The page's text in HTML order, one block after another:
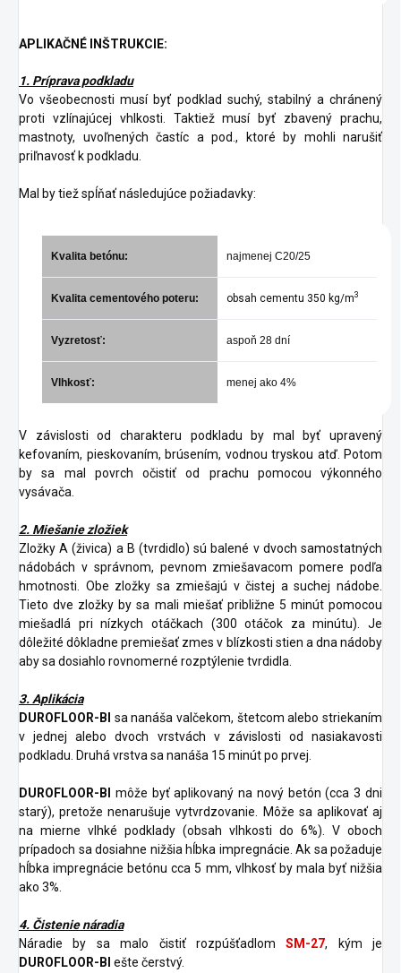
APLIKAČNÉ INŠTRUKCIE:
1. Príprava podkladu
Vo všeobecnosti musí byť podklad suchý, stabilný a chránený
proti vzlínajúcej vhlkosti. Taktiež musí byť zbavený prachu,
mastnoty, uvoľnených častíc a pod., ktoré by mohli narušiť
priľnavosť k podkladu.
Mal by tiež spĺňať následujúce požiadavky:
Kvalita betónu: najmenej C20/25
Kvalita cementového poteru: obsah cementu 350 kg/m3
Vyzretosť: aspoň 28 dní
Vlhkosť: menej ako 4%
V závislosti od charakteru podkladu by mal byť upravený
kefovaním, pieskovaním, brúsením, vodnou tryskou atď. Potom
by sa mal povrch očistiť od prachu pomocou výkonného
vysávača.
2. Miešanie zložiek
Zložky A (živica) a B (tvrdidlo) sú balené v dvoch samostatných
nádobách v správnom, pevnom zmiešavacom pomere podľa
hmotnosti. Obe zložky sa zmiešajú v čistej a suchej nádobe.
Tieto dve zložky by sa mali miešať približne 5 minút pomocou
miešadlá pri nízkych otáčkach (300 otáčok za minútu). Je
dôležité dôkladne premiešať zmes v blízkosti stien a dna nádoby
aby sa dosiahlo rovnomerné rozptýlenie tvrdidla.
3. Aplikácia
DUROFLOOR-BI sa nanáša valčekom, štetcom alebo striekaním
v jednej alebo dvoch vrstvách v závislosti od nasiakavosti
podkladu. Druhá vrstva sa nanáša 15 minút po prvej.
DUROFLOOR-BI môže byť aplikovaný na nový betón (cca 3 dni
starý), pretože nenarušuje vytvrdzovanie. Môže sa aplikovať aj
na mierne vlhké podklady (obsah vlhkosti do 6%). V oboch
prípadoch sa dosiahne nižšia hĺbka impregnácie. Ak sa požaduje
hĺbka impregnácie betónu cca 5 mm, vlhkosť by mala byť nižšia
ako 3%.
4. Čistenie náradia
Náradie by sa malo čistiť rozpúšťadlomSM-27, kým je
DUROFLOOR-BI ešte čerstvý.